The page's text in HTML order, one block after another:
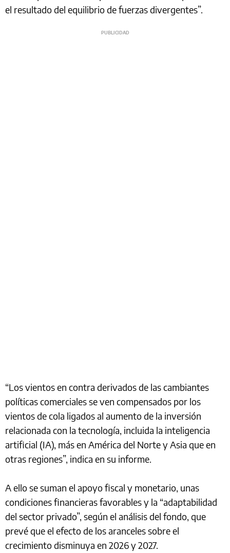
el resultado del equilibrio de fuerzas divergentes”.
“Los vientos en contra derivados de las cambiantes
políticas comerciales se ven compensados por los
vientos de cola ligados al aumento de la inversión
relacionada con la tecnología, incluida la inteligencia
artificial (IA), más en América del Norte y Asia que en
otras regiones”, indica en su informe.
A ello se suman el apoyo fiscal y monetario, unas
condiciones financieras favorables y la “adaptabilidad
del sector privado”, según el análisis del fondo, que
prevé que el efecto de los aranceles sobre el
crecimiento disminuya en 2026 y 2027.